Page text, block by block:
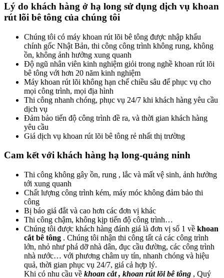
Lý do khách hàng ở hạ long sử dụng dịch vụ khoan
rút lõi bê tông của chúng tôi
Chúng tôi có máy khoan rút lõi bê tông được nhập khẩu
chính gốc Nhật Bản, thi công công trình không rung, không
ồn, không ảnh hưởng xung quanh
Độ ngũ nhân viên kinh nghiệm giỏi trong nghề khoan rút lõi
bê tông với hơn 20 năm kinh nghiệm
Máy khoan rút lõi không hạn chế chiều sâu để phục vụ cho
mọi công trình, mọi địa hình
Thi công nhanh chóng, phục vụ 24/7 khi khách hàng yêu cầu
dịch vụ
Đảm bảo tiến độ công trình đề ra, và thời gian khách hàng
yêu cầu
Giá dịch vụ khoan rút lõi bê tông rẻ nhất thị trường
Cam kết với khách hàng hạ long-quảng ninh
Thi công không gây ồn, rung , lắc và mất vệ sinh, ảnh hưởng
tới xung quanh
Chất lượng công trình kém, máy móc không đảm bảo thi
công
Bị báo giá đắt và cao hơn các đơn vị khác
Thi công chậm, không kịp tiến độ công trình…
Chúng tôi được khách hàng đánh giá là đơn vị số 1 về khoan
cắt bê tông . Chúng tôi nhận thi công tất cả các công trình
lớn, nhỏ như phá dỡ nhà dân, đục cầu đường, các công trình
nhà nước… với phương châm uy tín, nhanh chóng và hiệu
quả, thời gian phục vụ 24/7, giá cả hợp lý.
Khi có nhu cầu về khoan cắt , khoan rút lõi bê tông , Quý